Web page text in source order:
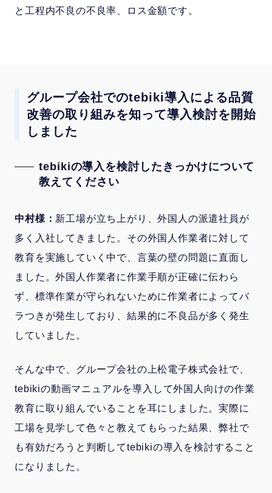
と工程内不良の不良率、ロス金額です。
グループ会社でのtebiki導入による品質
改善の取り組みを知って導入検討を開始
しました
tebikiの導入を検討したきっかけについて
教えてください
中村様： 新工場が立ち上がり、外国人の派遣社員が
多く入社してきました。その外国人作業者に対して
教育を実施していく中で、言葉の壁の問題に直面し
ました。外国人作業者に作業手順が正確に伝わら
ず、標準作業が守られないために作業者によってバ
ラつきが発生しており、結果的に不良品が多く発生
していました。
そんな中で、グループ会社の上松電子株式会社で、
tebikiの動画マニュアルを導入して外国人向けの作業
教育に取り組んでいることを耳にしました。実際に
工場を見学して色々と教えてもらった結果、弊社で
も有効だろうと判断してtebikiの導入を検討すること
になりました。